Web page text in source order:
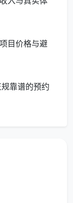
体，选择成都
都天均安洁保
不留任何卫生
量难以清除的
目价格与避
靠谱的预约